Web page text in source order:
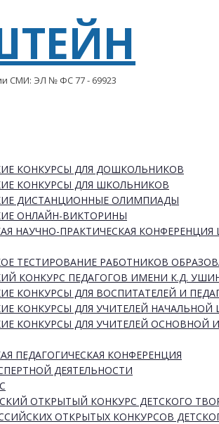
СМИ: ЭЛ № ФС 77 - 69923
КОНКУРСЫ ДЛЯ ДОШКОЛЬНИКОВ
КОНКУРСЫ ДЛЯ ШКОЛЬНИКОВ
ДИСТАНЦИОННЫЕ ОЛИМПИАДЫ
ОНЛАЙН-ВИКТОРИНЫ
НАУЧНО-ПРАКТИЧЕСКАЯ
ТЕСТИРОВАНИЕ РАБОТНИКОВ
КОНКУРС ПЕДАГОГОВ ИМЕНИ К.Д.
КОНКУРСЫ ДЛЯ ВОСПИТАТЕЛЕЙ И
КОНКУРСЫ ДЛЯ УЧИТЕЛЕЙ
КОНКУРСЫ ДЛЯ УЧИТЕЛЕЙ ОСНОВНОЙ
ПЕДАГОГИЧЕСКАЯ КОНФЕРЕНЦИЯ
ДЕЯТЕЛЬНОСТИ
ОТКРЫТЫЙ КОНКУРС ДЕТСКОГО
ОТКРЫТЫХ КОНКУРСОВ